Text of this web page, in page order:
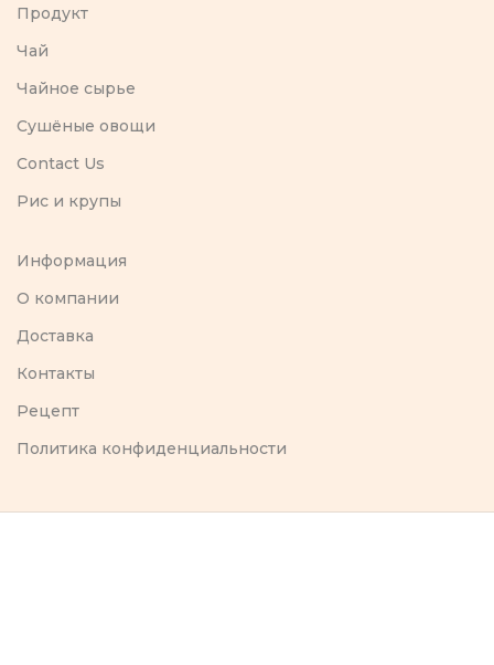
Продукт
Чай
Чайное сырье
Сушёные овощи
Contact Us
Рис и крупы
Информация
O компании
Доставка
Контакты
Рецепт
Политика конфиденциальности